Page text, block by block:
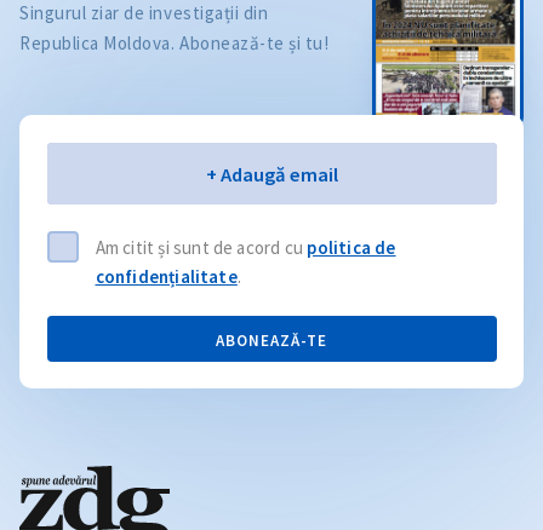
Singurul ziar de investigații din
Republica Moldova. Abonează-te și tu!
+ Adaugă email
Am citit și sunt de acord cu politica de
confidențialitate.
ABONEAZĂ-TE